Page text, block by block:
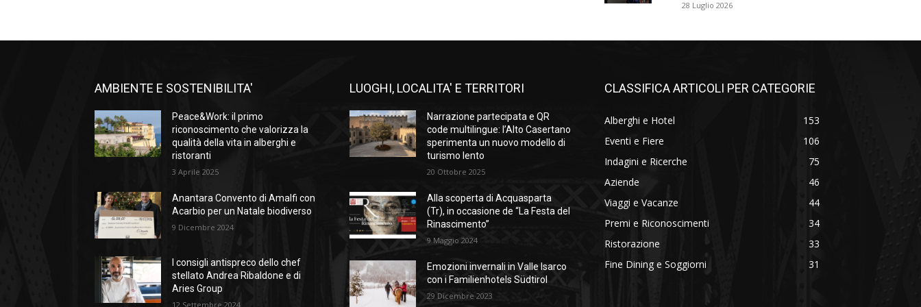
28 Luglio 2026
AMBIENTE E SOSTENIBILITA'
Peace&Work: il primo
riconoscimento che valorizza la
qualità della vita in alberghi e
ristoranti
3 Aprile 2025
Anantara Convento di Amalfi con
Acarbio per un Natale biodiverso
9 Dicembre 2024
I consigli antispreco dello chef
stellato Andrea Ribaldone e di
Aries Group
12 Settembre 2024
LUOGHI, LOCALITA' E TERRITORI
Narrazione partecipata e QR
code multilingue: l’Alto Casertano
sperimenta un nuovo modello di
turismo lento
20 Ottobre 2025
Alla scoperta di Acquasparta
(Tr), in occasione de “La Festa del
Rinascimento”
9 Maggio 2024
Emozioni invernali in Valle Isarco
con i Familienhotels Südtirol
29 Dicembre 2023
CLASSIFICA ARTICOLI PER CATEGORIE
Alberghi e Hotel
153
Eventi e Fiere
106
Indagini e Ricerche
75
Aziende
46
Viaggi e Vacanze
44
Premi e Riconoscimenti
34
Ristorazione
33
Fine Dining e Soggiorni
31